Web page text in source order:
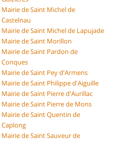
Mairie de Saint Michel de
Castelnau
Mairie de Saint Michel de Lapujade
Mairie de Saint Morillon
Mairie de Saint Pardon de
Conques
Mairie de Saint Pey d'Armens
Mairie de Saint Philippe d'Aiguille
Mairie de Saint Pierre d'Aurillac
Mairie de Saint Pierre de Mons
Mairie de Saint Quentin de
Caplong
Mairie de Saint Sauveur de